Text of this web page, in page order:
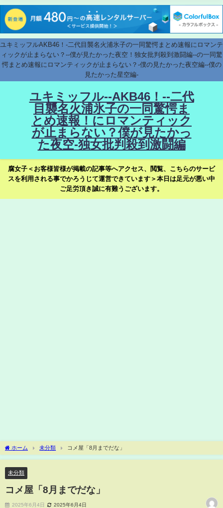
ユキミッフルAKB46！-二代目襲名火浦氷子の一同驚愕まとめ速報にロマンテ
ィックが止まらない？--僕が見たかった夜空！独女批判殺到激闘編--の一同驚
愕まとめ速報にロマンティックが止まらない？-僕の見たかった夜空編--僕の
見たかった星空編-
ユキミッフル--AKB46！--二代
目襲名火浦氷子の一同驚愕ま
とめ速報！にロマンティック
が止まらない？僕が見たかっ
た夜空-独女批判殺到激闘編
腐女子＜お客様皆様が掲載の記事等へアクセス、閲覧、こちらのサービ
スを利用される事でかろうじて運営できています＞本日は足元が悪い中
ご足労頂き誠に有難うございます。
ホーム 未分類 コメ屋「8月までだな」
未分類
コメ屋「8月までだな」
2025年6月4日 2025年6月4日